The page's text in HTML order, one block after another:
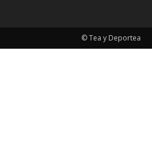
© Tea y Deportea